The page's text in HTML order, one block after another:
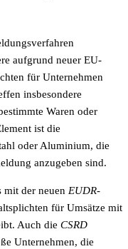
aufgrund neuer EU-
für Unternehmen
insbesondere
Waren oder
ist die
oder Aluminium, die
anzugeben sind.
mit der neuen EUDR-
für Umsätze mit
Auch die CSRD
Unternehmen, die